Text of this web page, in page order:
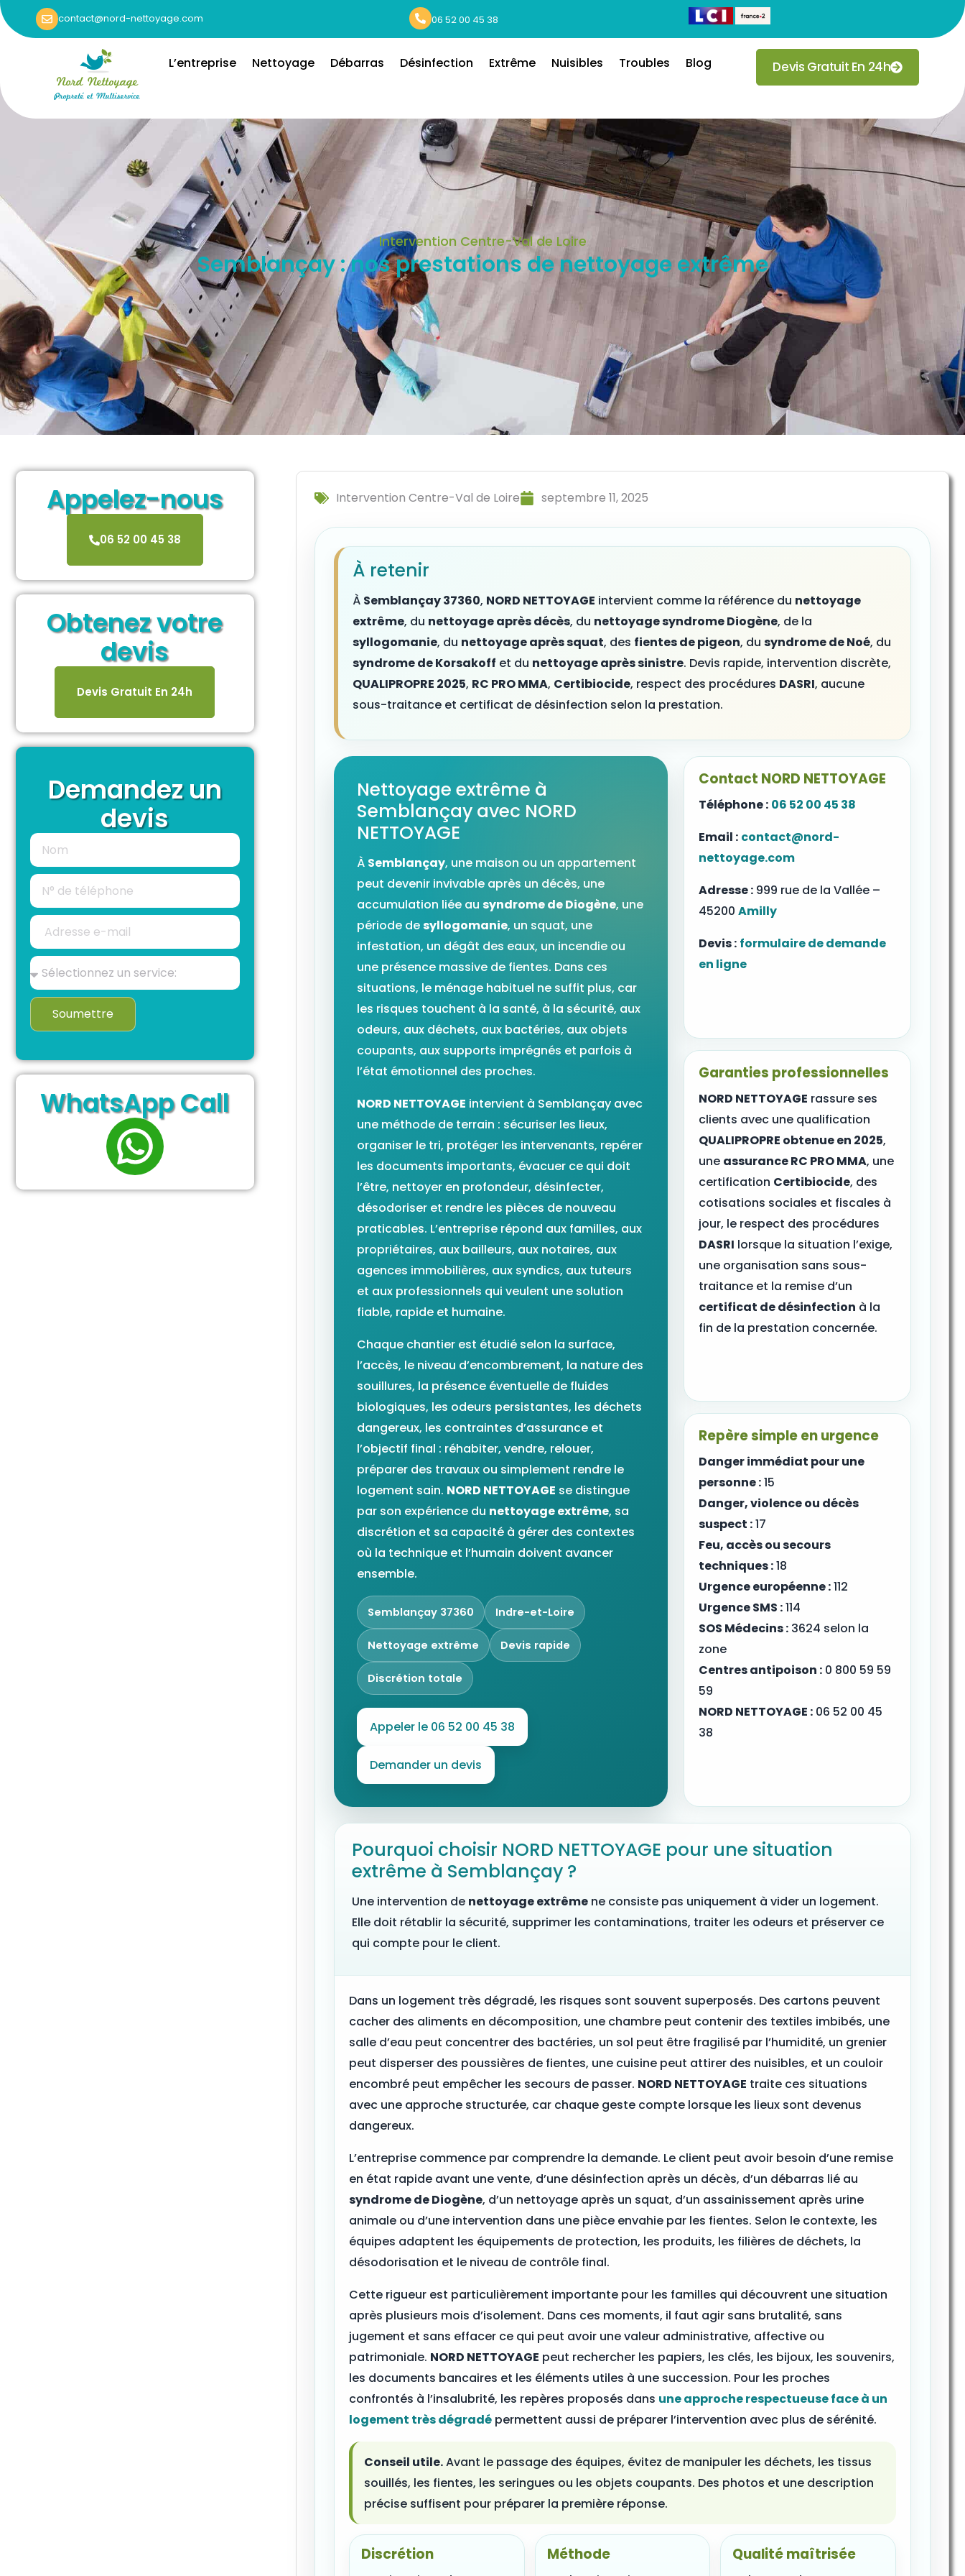
contact@nord-nettoyage.com 06 52 00 45 38
L’entreprise Nettoyage Débarras Désinfection Extrême Nuisibles Troubles Blog Devis Gratuit En 24h
Intervention Centre-Val de Loire
Semblançay : nos prestations de nettoyage extrême
Appelez-nous
06 52 00 45 38
Obtenez votre
devis
Devis Gratuit En 24h
Demandez un
devis
Soumettre
WhatsApp Call
Intervention Centre-Val de Loire septembre 11, 2025
À retenir
À Semblançay 37360, NORD NETTOYAGE intervient comme la référence du nettoyage
extrême, du nettoyage après décès, du nettoyage syndrome Diogène, de la
syllogomanie, du nettoyage après squat, des fientes de pigeon, du syndrome de Noé, du
syndrome de Korsakoff et du nettoyage après sinistre. Devis rapide, intervention discrète,
QUALIPROPRE 2025, RC PRO MMA, Certibiocide, respect des procédures DASRI, aucune
sous-traitance et certificat de désinfection selon la prestation.
Nettoyage extrême à
Semblançay avec NORD
NETTOYAGE
À Semblançay, une maison ou un appartement
peut devenir invivable après un décès, une
accumulation liée au syndrome de Diogène, une
période desyllogomanie, un squat, une
infestation, un dégât des eaux, un incendie ou
une présence massive de fientes. Dans ces
situations, le ménage habituel ne suffit plus, car
les risques touchent à la santé, à la sécurité, aux
odeurs, aux déchets, aux bactéries, aux objets
coupants, aux supports imprégnés et parfois à
l’état émotionnel des proches.
NORD NETTOYAGE intervient à Semblançay avec
une méthode de terrain : sécuriser les lieux,
organiser le tri, protéger les intervenants, repérer
les documents importants, évacuer ce qui doit
l’être, nettoyer en profondeur, désinfecter,
désodoriser et rendre les pièces de nouveau
praticables. L’entreprise répond aux familles, aux
propriétaires, aux bailleurs, aux notaires, aux
agences immobilières, aux syndics, aux tuteurs
et aux professionnels qui veulent une solution
fiable, rapide et humaine.
Chaque chantier est étudié selon la surface,
l’accès, le niveau d’encombrement, la nature des
souillures, la présence éventuelle de fluides
biologiques, les odeurs persistantes, les déchets
dangereux, les contraintes d’assurance et
l’objectif final : réhabiter, vendre, relouer,
préparer des travaux ou simplement rendre le
logement sain. NORD NETTOYAGE se distingue
par son expérience du nettoyage extrême, sa
discrétion et sa capacité à gérer des contextes
où la technique et l’humain doivent avancer
ensemble.
Semblançay 37360 Indre-et-Loire
Nettoyage extrême Devis rapide
Discrétion totale
Appeler le 06 52 00 45 38
Demander un devis
Contact NORD NETTOYAGE
Téléphone : 06 52 00 45 38
Email : contact@nord-
nettoyage.com
Adresse : 999 rue de la Vallée –
45200Amilly
Devis : formulaire de demande
en ligne
Garanties professionnelles
NORD NETTOYAGE rassure ses
clients avec une qualification
QUALIPROPRE obtenue en 2025,
une assurance RC PRO MMA, une
certification Certibiocide, des
cotisations sociales et fiscales à
jour, le respect des procédures
DASRI lorsque la situation l’exige,
une organisation sans sous-
traitance et la remise d’un
certificat de désinfection à la
fin de la prestation concernée.
Repère simple en urgence
Danger immédiat pour une
personne :15
Danger, violence ou décès
suspect :17
Feu, accès ou secours
techniques :18
Urgence européenne :112
Urgence SMS :114
SOS Médecins : 3624 selon la
zone
Centres antipoison : 0 800 59 59
59
NORD NETTOYAGE : 06 52 00 45
38
Pourquoi choisir NORD NETTOYAGE pour une situation
extrême à Semblançay ?
Une intervention de nettoyage extrême ne consiste pas uniquement à vider un logement.
Elle doit rétablir la sécurité, supprimer les contaminations, traiter les odeurs et préserver ce
qui compte pour le client.
Dans un logement très dégradé, les risques sont souvent superposés. Des cartons peuvent
cacher des aliments en décomposition, une chambre peut contenir des textiles imbibés, une
salle d’eau peut concentrer des bactéries, un sol peut être fragilisé par l’humidité, un grenier
peut disperser des poussières de fientes, une cuisine peut attirer des nuisibles, et un couloir
encombré peut empêcher les secours de passer. NORD NETTOYAGE traite ces situations
avec une approche structurée, car chaque geste compte lorsque les lieux sont devenus
dangereux.
L’entreprise commence par comprendre la demande. Le client peut avoir besoin d’une remise
en état rapide avant une vente, d’une désinfection après un décès, d’un débarras lié au
syndrome de Diogène, d’un nettoyage après un squat, d’un assainissement après urine
animale ou d’une intervention dans une pièce envahie par les fientes. Selon le contexte, les
équipes adaptent les équipements de protection, les produits, les filières de déchets, la
désodorisation et le niveau de contrôle final.
Cette rigueur est particulièrement importante pour les familles qui découvrent une situation
après plusieurs mois d’isolement. Dans ces moments, il faut agir sans brutalité, sans
jugement et sans effacer ce qui peut avoir une valeur administrative, affective ou
patrimoniale. NORD NETTOYAGE peut rechercher les papiers, les clés, les bijoux, les souvenirs,
les documents bancaires et les éléments utiles à une succession. Pour les proches
confrontés à l’insalubrité, les repères proposés dans une approche respectueuse face à un
logement très dégradé permettent aussi de préparer l’intervention avec plus de sérénité.
Conseil utile.Avant le passage des équipes, évitez de manipuler les déchets, les tissus
souillés, les fientes, les seringues ou les objets coupants. Des photos et une description
précise suffisent pour préparer la première réponse.
Discrétion Méthode Qualité maîtrisée